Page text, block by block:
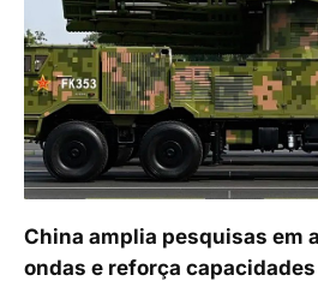
China amplia pesquisas em
ondas e reforça